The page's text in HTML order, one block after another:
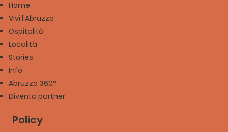
Home
Vivi l'Abruzzo
Ospitalità
Località
Stories
Info
Abruzzo 360°
Diventa partner
Policy